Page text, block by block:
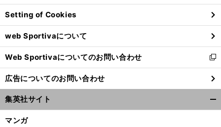
ン
ド
ウ
で
開
く
Setting of Cookies
web Sportivaについて
Web Sportivaについてのお問い合わせ
新
し
い
ウ
ィ
ン
広告についてのお問い合わせ
集英社サイト
マンガ